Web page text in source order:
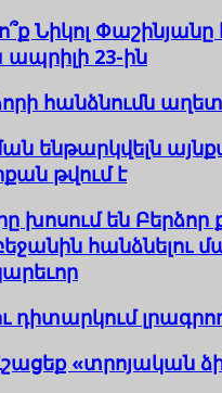
Նիկոլ
23-ին
հանձնումն
ենթարկվելն
թվում է
խոսում են
հանձնելու
դիտարկում
«տրոյական